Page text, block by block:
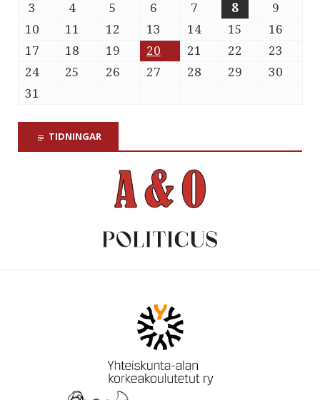
3
4 5 6 7 8
9
10
11 12 13 14 15
16
17
18 19 20 21 22
23
24
25 26 27 28 29
30
31
TIDNINGAR